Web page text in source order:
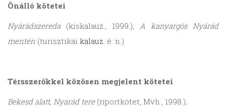
Önálló kötetei
Nyárádszereda (kiskalauz., 1999.); A kanyargós Nyárád
mentén (turisztikai kalauz. é. n.)
Térsszerőkkel közösen megjelent kötetei
Bekesd alatt, Nyárád tere(riportkötet, Mvh., 1998.);